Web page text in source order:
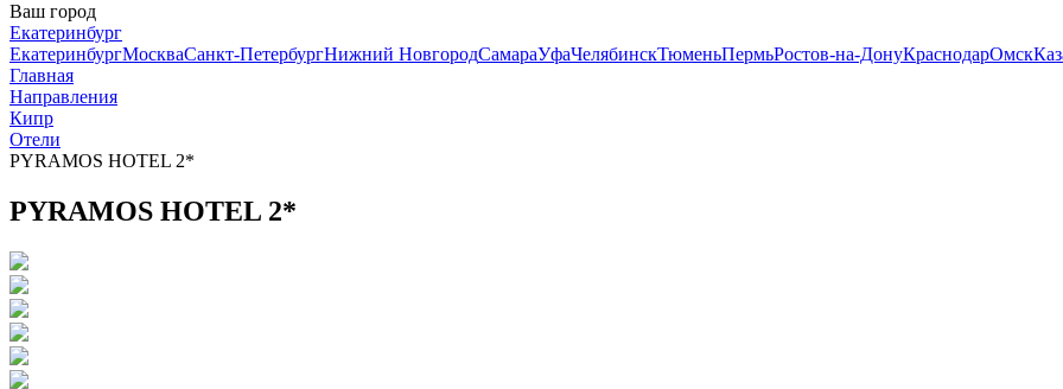
Ваш город
Екатеринбург
ЕкатеринбургМоскваСанкт-ПетербургНижний НовгородСамараУфаЧелябинскТюменьПермьРостов-на-ДонуКраснодарОмск
Главная
Направления
Кипр
Отели
PYRAMOS HOTEL 2*
PYRAMOS HOTEL 2*